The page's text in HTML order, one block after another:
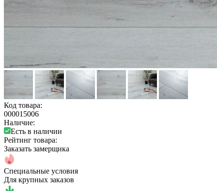
Код товара:
000015006
Наличие:
Есть в наличии
Рейтинг товара:
Заказать замерщика
Специальные условия
Для крупных заказов